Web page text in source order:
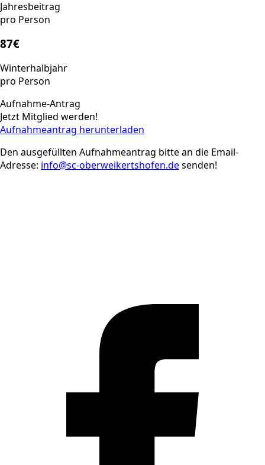
Jahresbeitrag
pro Person
87€
Winterhalbjahr
pro Person
Aufnahme-Antrag
Jetzt Mitglied werden!
Aufnahmeantrag herunterladen
Den ausgefüllten Aufnahmeantrag bitte an die Email-
Adresse: info@sc-oberweikertshofen.desenden!